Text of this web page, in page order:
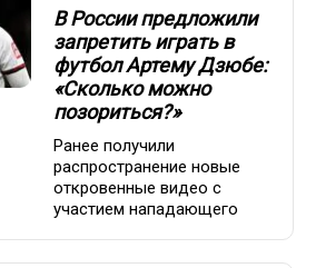
В России предложили
запретить играть в
футбол Артему Дзюбе:
«Сколько можно
позориться?»
Ранее получили
распространение новые
откровенные видео с
участием нападающего